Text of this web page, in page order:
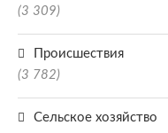
(3 309)
Происшествия
(3 782)
Сельское хозяйство